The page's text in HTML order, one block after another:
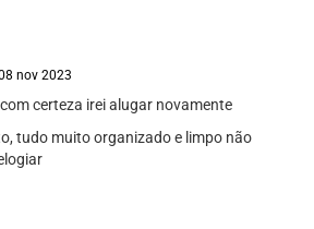
nov 2023
certeza irei alugar novamente
tudo muito organizado e limpo não